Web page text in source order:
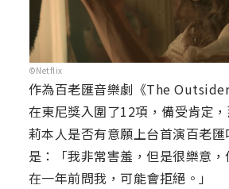
©Netflix
作為百老匯音樂劇《The
在東尼獎入圍了12項，備受肯定
莉本人是否有意願上台首演百老
是：「我非常害羞，但是很樂意
在一年前問我，可能會拒絕。」